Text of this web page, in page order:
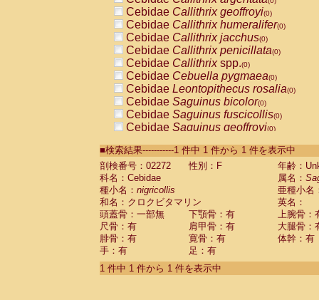
Cebidae Callithrix geoffroyi(0)
Cebidae Callithrix humeralifer(0)
Cebidae Callithrix jacchus(0)
Cebidae Callithrix penicillata(0)
Cebidae Callithrixspp.(0)
Cebidae Cebuella pygmaea(0)
Cebidae Leontopithecus rosalia(0)
Cebidae Saguinus bicolor(0)
Cebidae Saguinus fuscicollis(0)
Cebidae Saguinus geoffroyi(0)
CebidaeSaguinus labiatus(0)
Cebidae Saguinus leucopus (0)
Cebidae
CebidaeSaguinus mystax
CebidaeSaguinus nigricollis (1)
Cebidae Saguinus oedipus
Cebidae Saguinus weddelli
Cebidae Saguinusspp.
Cebidae Aotus trivirgatus
Cebidae Cebus albifrons
■検索結果-----------1 件中 1 件から 1 件を表示中
剖検番号：02272
性別：F
年齢：
科名：Cebidae
属名：
種小名： nigricollis
亜種小名
和名：クロクビタマリン
英名：
頭蓋骨：一部無
下顎骨：有
上腕骨：
尺骨：有
肩甲骨：有
大腿骨：
腓骨：有
寛骨：有
体幹：有
手：有
足：有
1 件中 1 件から 1 件を表示中